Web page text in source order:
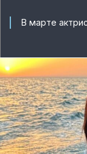
В марте